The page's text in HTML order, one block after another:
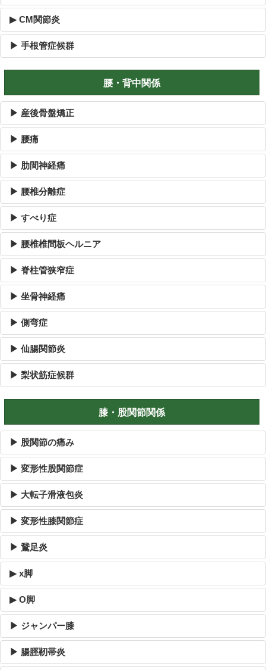
▶ CM関節炎
▶ 手根管症候群
腰・背中関係
▶ 産後骨盤矯正
▶ 腰痛
▶ 肋間神経痛
▶ 腰椎分離症
▶ すべり症
▶ 腰椎椎間板ヘルニア
▶ 脊柱管狭窄症
▶ 坐骨神経痛
▶ 側弯症
▶ 仙腸関節炎
▶ 梨状筋症候群
膝・股関節関係
▶ 股関節の痛み
▶ 変形性股関節症
▶ 大転子滑液包炎
▶ 変形性膝関節症
▶ 鵞足炎
▶ x脚
▶ O脚
▶ ジャンパー膝
▶ 腸脛靭帯炎